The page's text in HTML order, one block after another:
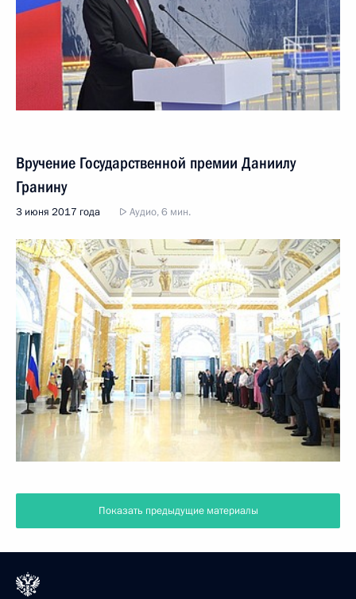
Вручение Государственной премии Даниилу
Гранину
3 июня 2017 года Аудио, 6 мин.
Показать предыдущие материалы